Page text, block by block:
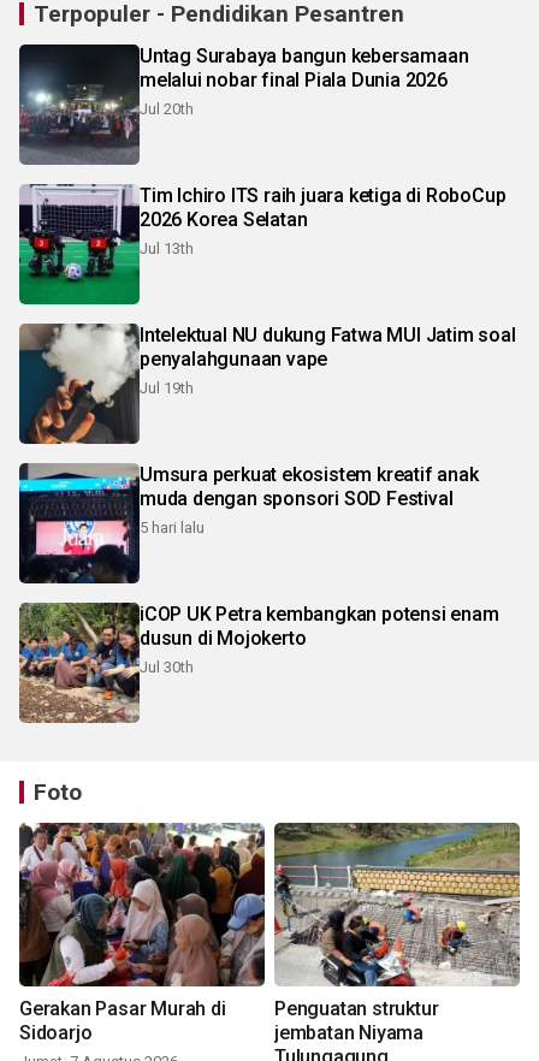
Terpopuler - Pendidikan Pesantren
Untag Surabaya bangun kebersamaan
melalui nobar final Piala Dunia 2026
Jul 20th
Tim Ichiro ITS raih juara ketiga di RoboCup
2026 Korea Selatan
Jul 13th
Intelektual NU dukung Fatwa MUI Jatim soal
penyalahgunaan vape
Jul 19th
Umsura perkuat ekosistem kreatif anak
muda dengan sponsori SOD Festival
5 hari lalu
iCOP UK Petra kembangkan potensi enam
dusun di Mojokerto
Jul 30th
Foto
Gerakan Pasar Murah di
Sidoarjo
Penguatan struktur
jembatan Niyama
Tulungagung